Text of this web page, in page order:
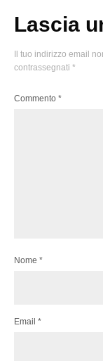
Lascia
Il tuo indirizzo email
contrassegnati *
Commento *
Nome *
Email *